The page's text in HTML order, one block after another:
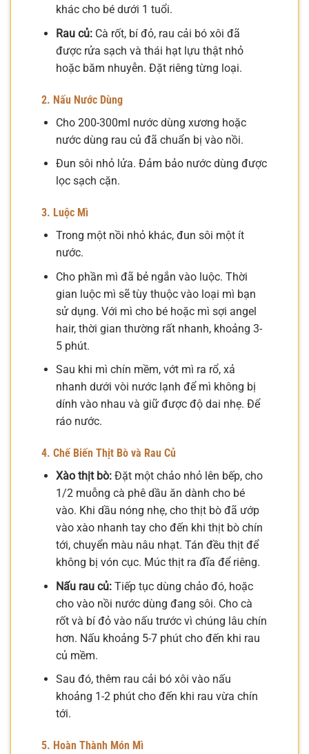
khác cho bé dưới 1 tuổi.
Rau củ:Cà rốt, bí đỏ, rau cải bó xôi đã
được rửa sạch và thái hạt lựu thật nhỏ
hoặc băm nhuyễn. Đặt riêng từng loại.
2. Nấu Nước Dùng
Cho 200-300ml nước dùng xương hoặc
nước dùng rau củ đã chuẩn bị vào nồi.
Đun sôi nhỏ lửa. Đảm bảo nước dùng được
lọc sạch cặn.
3. Luộc Mì
Trong một nồi nhỏ khác, đun sôi một ít
nước.
Cho phần mì đã bẻ ngắn vào luộc. Thời
gian luộc mì sẽ tùy thuộc vào loại mì bạn
sử dụng. Với mì cho bé hoặc mì sợi angel
hair, thời gian thường rất nhanh, khoảng 3-
5 phút.
Sau khi mì chín mềm, vớt mì ra rổ, xả
nhanh dưới vòi nước lạnh để mì không bị
dính vào nhau và giữ được độ dai nhẹ. Để
ráo nước.
4. Chế Biến Thịt Bò và Rau Củ
Xào thịt bò:Đặt một chảo nhỏ lên bếp, cho
1/2 muỗng cà phê dầu ăn dành cho bé
vào. Khi dầu nóng nhẹ, cho thịt bò đã ướp
vào xào nhanh tay cho đến khi thịt bò chín
tới, chuyển màu nâu nhạt. Tán đều thịt để
không bị vón cục. Múc thịt ra đĩa để riêng.
Nấu rau củ:Tiếp tục dùng chảo đó, hoặc
cho vào nồi nước dùng đang sôi. Cho cà
rốt và bí đỏ vào nấu trước vì chúng lâu chín
hơn. Nấu khoảng 5-7 phút cho đến khi rau
củ mềm.
Sau đó, thêm rau cải bó xôi vào nấu
khoảng 1-2 phút cho đến khi rau vừa chín
tới.
5. Hoàn Thành Món Mì